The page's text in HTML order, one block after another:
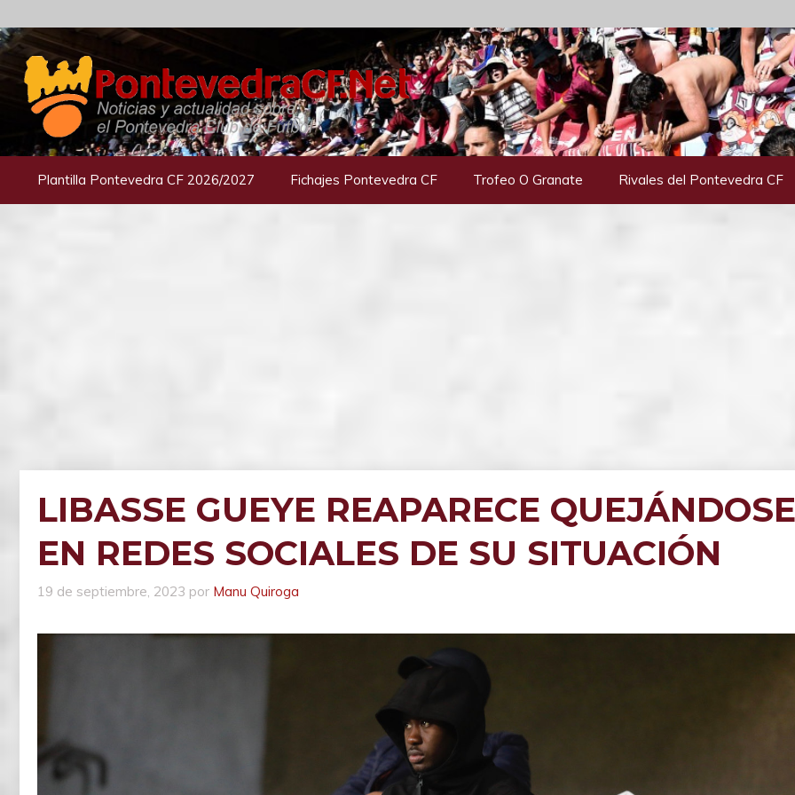
al
contenido
Plantilla Pontevedra CF 2026/2027 Fichajes Pontevedra CF Trofeo O Granate Rivales del Pontevedra CF
LIBASSE GUEYE REAPARECE QUEJÁNDOSE
EN REDES SOCIALES DE SU SITUACIÓN
19 de septiembre, 2023 por Manu Quiroga